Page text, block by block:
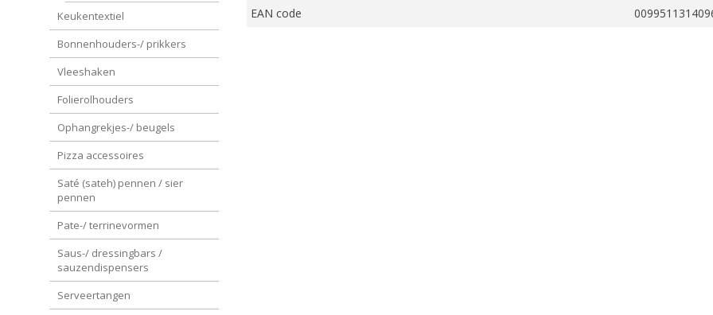
Keukentextiel
Bonnenhouders-/ prikkers
Vleeshaken
Folierolhouders
Ophangrekjes-/ beugels
Pizza accessoires
Saté (sateh) pennen / sier
pennen
Pate-/ terrinevormen
Saus-/ dressingbars /
sauzendispensers
Serveertangen
EAN code